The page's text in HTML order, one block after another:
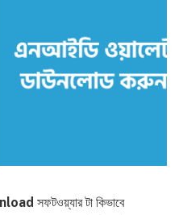
সফটওয়্যার টা কিভাবে